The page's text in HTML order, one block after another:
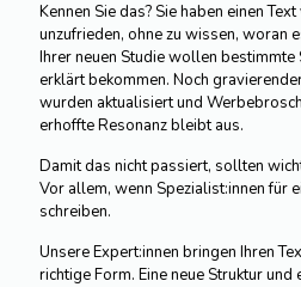
Kennen Sie das? Sie haben einen
unzufrieden, ohne zu wissen, woran
Ihrer neuen Studie wollen bestimmte
erklärt bekommen. Noch
wurden aktualisiert und
erhoffte Resonanz bleibt aus.
Damit das nicht passiert, sollten
Vor allem, wenn Spezialist:innen für
schreiben.
Unsere Expert:innen bringen Ihren
richtige Form. Eine neue Struktur und